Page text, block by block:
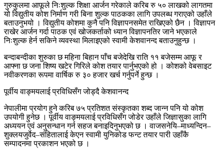
गुरुकुलमा आफूले निःशुल्क शिक्षा आर्जन गरेकाले करिब रु ५० लाखको लागतमा
यो विद्युतीय कोश निर्माण गरी बिना शुल्क पाठकका लागि उपलब्ध गराएको उहाँले
बताउनुभयो । विद्युतीय कोशमा कुनै पनि विज्ञापनसमेत राखिएको छैन । विज्ञापन
राखेर आर्जन गर्दा पाठक एवं खोजकर्ताको ध्यान विज्ञापनतिर जाने भएकाले
निःशुल्क हेर्न सकिने व्यवस्था मिलाइएको स्वामी केशवानन्द बताउनुहुन्छ ।
बन्दाबन्दीका शुरुका छ महिना बिहान पाँच बजेदेखि राति ११ बजेसम्म आफू र
आफ्ना छ जना शिष्य खटेर गिरिले कोश तयार पार्नुभएको हो । कोशको वेबसाइट
नवीकरणका रूपमा वार्षिक रु ३० हजार खर्च गर्नुपर्ने हुन्छ ।
पूर्वीय वाङ्मयलाई प्रविधिसँग जोड्दै केशवानन्द
नेपालीमा प्रयोग हुने करिब ७५ प्रतिशत संस्कृतका शब्द जान्न पनि यो कोश
उपयोगी हुनेछ । पूर्वीय वाङ्मयलाई प्रविधिसँग जोडेर उहाँले जिज्ञासुका लागि
अध्ययन एवं अनुसन्धान गर्न सहज बनाइदिनुभएको छ । वाजसनेयि–माध्यन्दिन–
शुक्लयजुर्वेद–संहितालाई केएन स्वामी युनिकोड फन्ट तयार पारी उहाँकै
सम्पादनमा प्रकाशन भएको छ ।